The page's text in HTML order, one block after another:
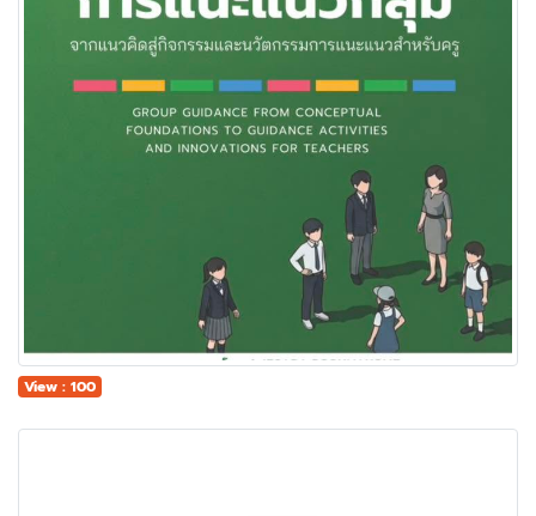
View : 100